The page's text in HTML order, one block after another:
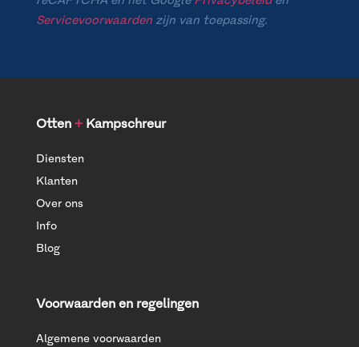
Servicevoorwaardenzijn van toepassing.
Otten +Kampschreur
Diensten
Klanten
Over ons
Info
Blog
Voorwaarden en regelingen
Algemene voorwaarden